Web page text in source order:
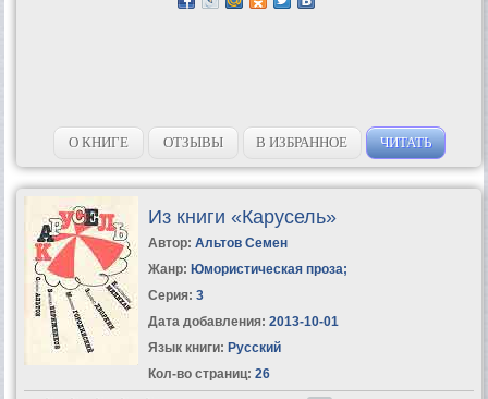
О КНИГЕ ОТЗЫВЫ В ИЗБРАННОЕ ЧИТАТЬ
Из книги «Карусель»
Автор: Альтов Семен
Жанр: Юмористическая проза;
Серия: 3
Дата добавления: 2013-10-01
Язык книги: Русский
Кол-во страниц: 26